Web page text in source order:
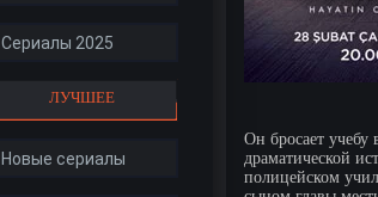
Сериалы 2025
ЛУЧШЕЕ
Новые сериалы
Он бросает учебу
драматической
полицейском